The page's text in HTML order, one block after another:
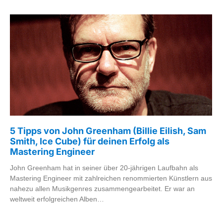
5 Tipps von John Greenham (Billie Eilish, Sam
Smith, Ice Cube) für deinen Erfolg als
Mastering Engineer
John Greenham hat in seiner über 20-jährigen Laufbahn als
Mastering Engineer mit zahlreichen renommierten Künstlern aus
nahezu allen Musikgenres zusammengearbeitet. Er war an
weltweit erfolgreichen Alben…